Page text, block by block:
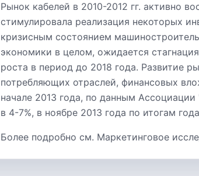
Рынок кабелей в 2010-2012 гг. активно
стимулировала реализация некоторых
кризисным состоянием
экономики в целом, ожидается
роста в период до 2018 года. Развитие
потребляющих отраслей, финансовых
начале 2013 года, по данным
в 4-7%, в ноябре 2013 года по итогам
Более подробно см. Маркетинговое